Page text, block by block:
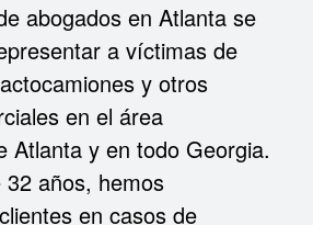
abogados en Atlanta se
a víctimas de
y otros
en el área
Atlanta y en todo Georgia.
años, hemos
en casos de